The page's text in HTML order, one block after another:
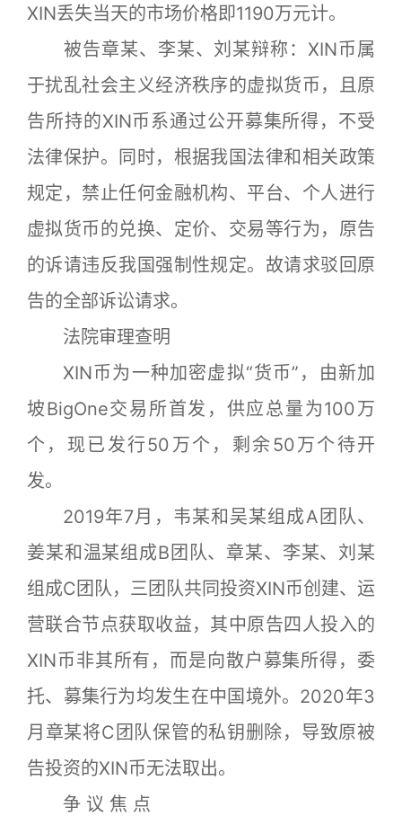
XIN丢失当天的市场价格即1190万元计。
被告章某、李某、刘某辩称：XIN币属
于扰乱社会主义经济秩序的虚拟货币，且原
告所持的XIN币系通过公开募集所得，不受
法律保护。同时，根据我国法律和相关政策
规定，禁止任何金融机构、平台、个人进行
虚拟货币的兑换、定价、交易等行为，原告
的诉请违反我国强制性规定。故请求驳回原
告的全部诉讼请求。
法院审理查明
XIN币为一种加密虚拟“货币”，由新加
坡BigOne交易所首发，供应总量为100万
个，现已发行50万个，剩余50万个待开
发。
2019年7月，韦某和吴某组成A团队、
姜某和温某组成B团队、章某、李某、刘某
组成C团队，三团队共同投资XIN币创建、运
营联合节点获取收益，其中原告四人投入的
XIN币非其所有，而是向散户募集所得，委
托、募集行为均发生在中国境外。2020年3
月章某将C团队保管的私钥删除，导致原被
告投资的XIN币无法取出。
争 议 焦 点